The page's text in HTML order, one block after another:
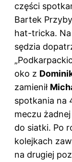
części
Bartek
hat-tricka.
sędzia
oko z
zamienił
spotkania na
meczu
do siatki. Po
kolejkach
na drugiej